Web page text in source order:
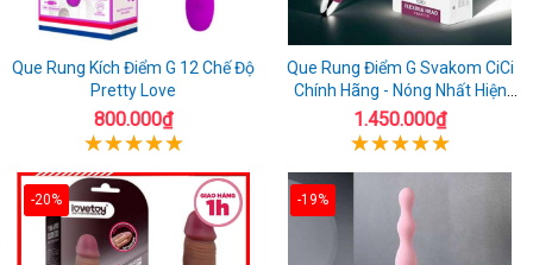
Que Rung Kích Điểm G 12 Chế Độ
Pretty Love
800.000₫
Que Rung Điểm G Svakom CiCi
Chính Hãng - Nóng Nhất Hiện
Nay
1.450.000₫
-20% -19%